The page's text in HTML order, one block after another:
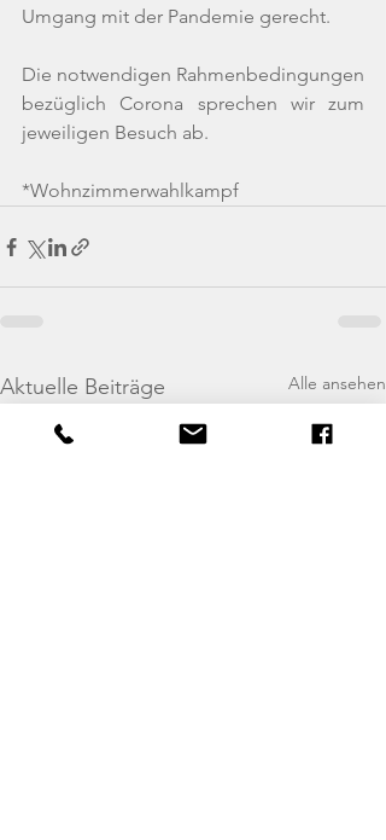
Umgang mit der Pandemie gerecht.
Die notwendigen Rahmenbedingungen
bezüglich Corona sprechen wir zum
jeweiligen Besuch ab.
*Wohnzimmerwahlkampf
Aktuelle Beiträge Alle ansehen